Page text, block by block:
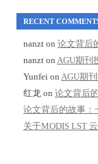
RECENT
nanzt on 论文背后
nanzt on AGU期刊
Yunfei on AGU期
红龙 on 论文背后
论文背后的故事：
关于MODIS LST